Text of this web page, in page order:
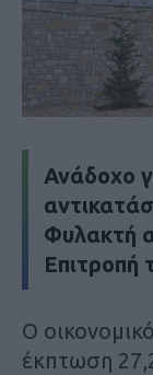
Ανάδοχο
Φυλακτή
Επιτροπή
Ο
έκπτωση